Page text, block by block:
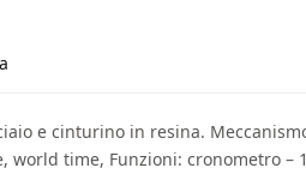
e cinturino in resina.
time, Funzioni: cronometro